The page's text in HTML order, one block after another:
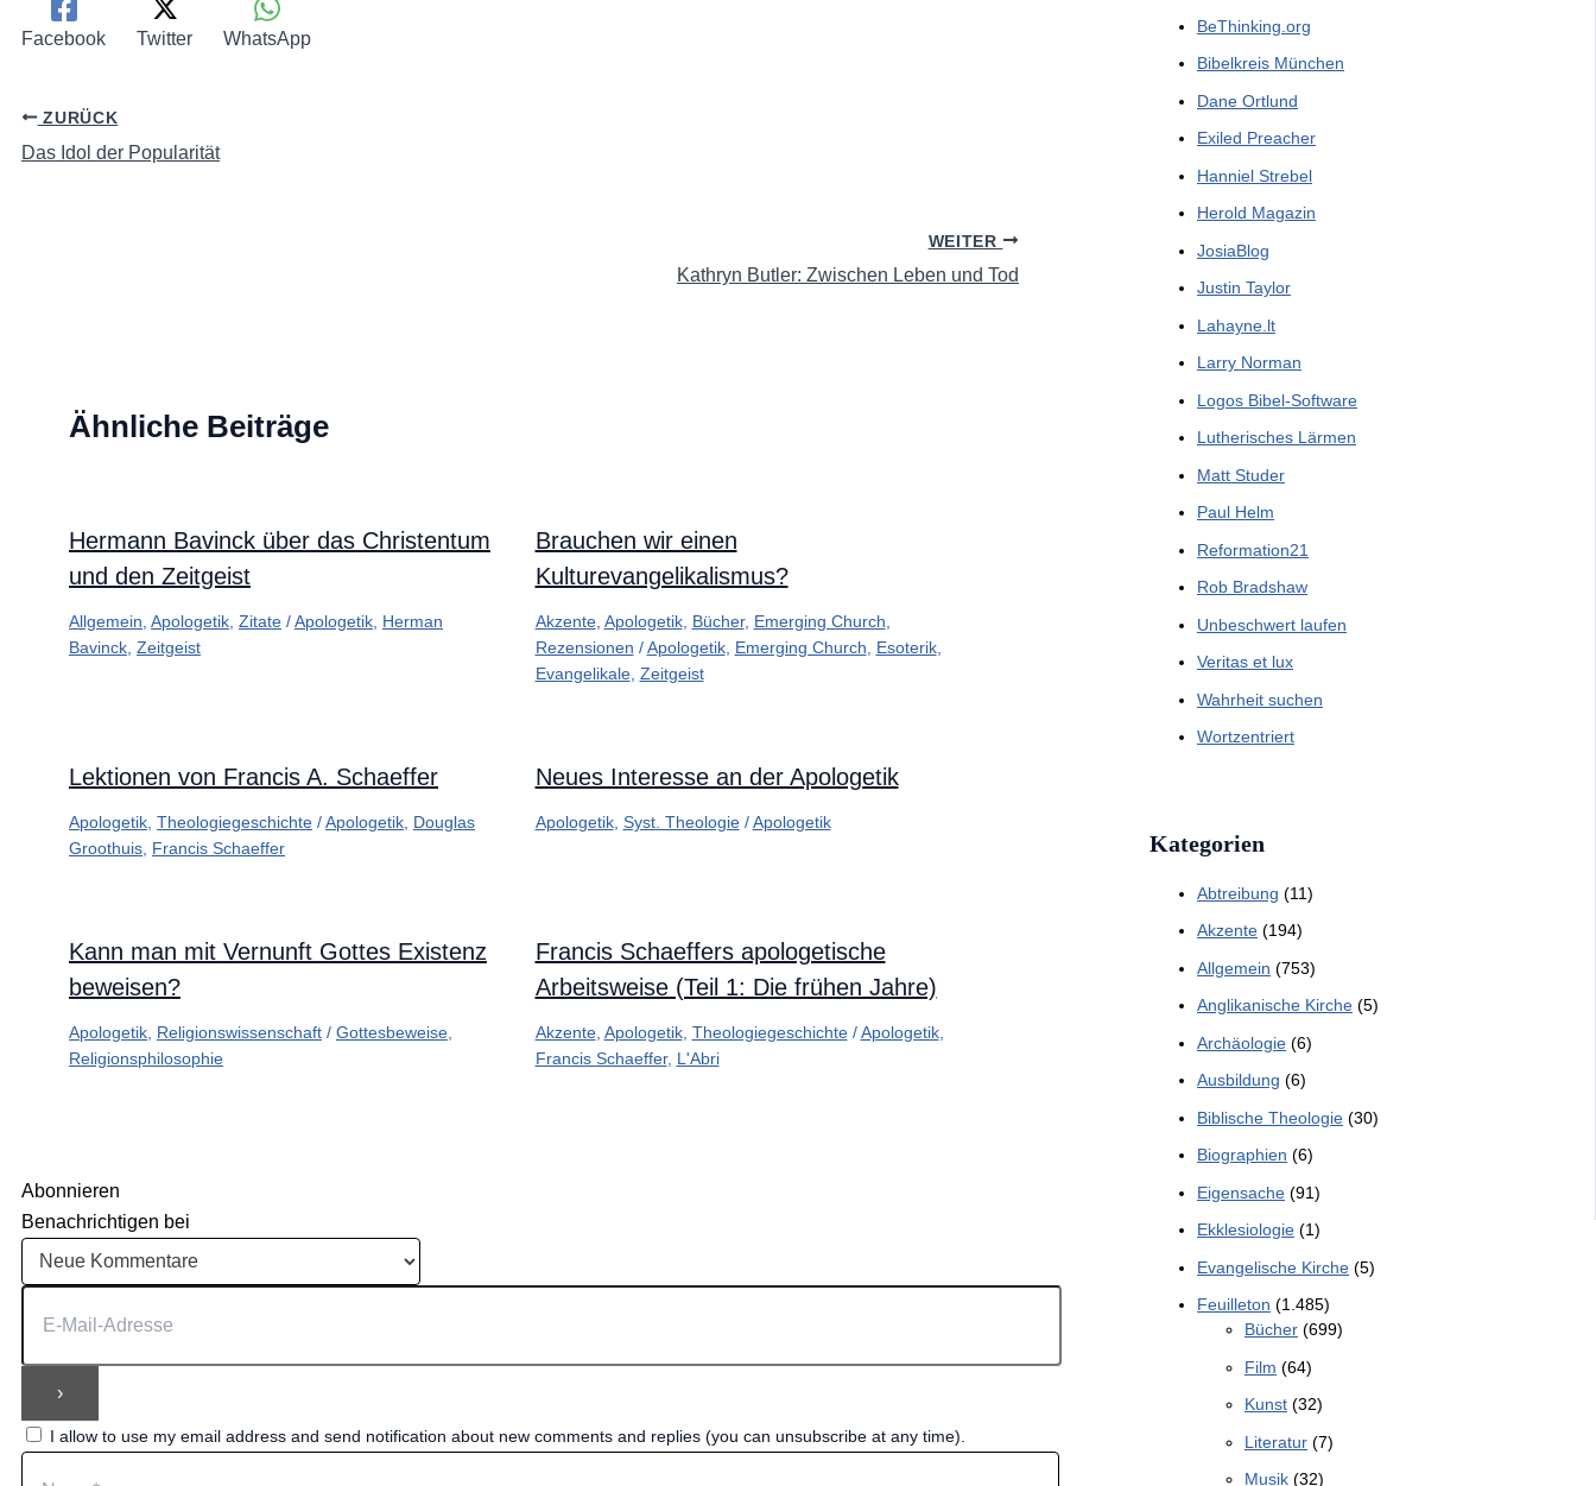
Facebook Twitter WhatsApp
ZURÜCK
Das Idol der Popularität
WEITER
Kathryn Butler: Zwischen Leben und Tod
Ähnliche Beiträge
Hermann Bavinck über das Christentum
und den Zeitgeist
Allgemein Apologetik Zitate /Apologetik Herman
Bavinck Zeitgeist
Brauchen wir einen
Kulturevangelikalismus?
Akzente, Apologetik, Bücher, Emerging Church
Rezensionen /Apologetik, Emerging Church Esoterik,
Evangelikale, Zeitgeist
Lektionen von Francis A. Schaeffer
Apologetik Theologiegeschichte /Apologetik Douglas
Groothuis Francis Schaeffer
Neues Interesse an der Apologetik
Apologetik, Syst. Theologie/Apologetik
Kann man mit Vernunft Gottes Existenz
beweisen?
Apologetik Religionswissenschaft / Gottesbeweise
Religionsphilosophie
Francis Schaeffers apologetische
Arbeitsweise (Teil 1: Die frühen Jahre)
Akzente, Apologetik, Theologiegeschichte/Apologetik,
Francis Schaeffer, L'Abri
Abonnieren
Benachrichtigen bei
I allow to use my email address and send notification about new comments and replies (you can unsubscribe at any time).
BeThinking.org
Bibelkreis München
Dane Ortlund
Exiled Preacher
Hanniel Strebel
Herold Magazin
JosiaBlog
Justin Taylor
Lahayne.lt
Larry Norman
Logos Bibel-Software
Lutherisches Lärmen
Matt Studer
Paul Helm
Reformation21
Rob Bradshaw
Unbeschwert laufen
Veritas et lux
Wahrheit suchen
Wortzentriert
Kategorien
Abtreibung (11)
Akzente (194)
Allgemein (753)
Anglikanische Kirche (5)
Archäologie (6)
Ausbildung (6)
Biblische Theologie (30)
Biographien (6)
Eigensache (91)
Ekklesiologie (1)
Evangelische Kirche (5)
Feuilleton (1.485)
Bücher (699)
Film (64)
Kunst (32)
Literatur (7)
Musik (32)